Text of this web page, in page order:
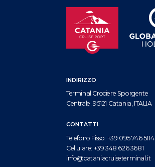
INDIRIZZO
Terminal Crociere Sporgente
Centrale. 95121 Catania, ITALIA
CONTATTI
Telefono Fisso: +39 095 746 5114
Cellulare: +39 348 626 3681
info@cataniacruiseterminal.it